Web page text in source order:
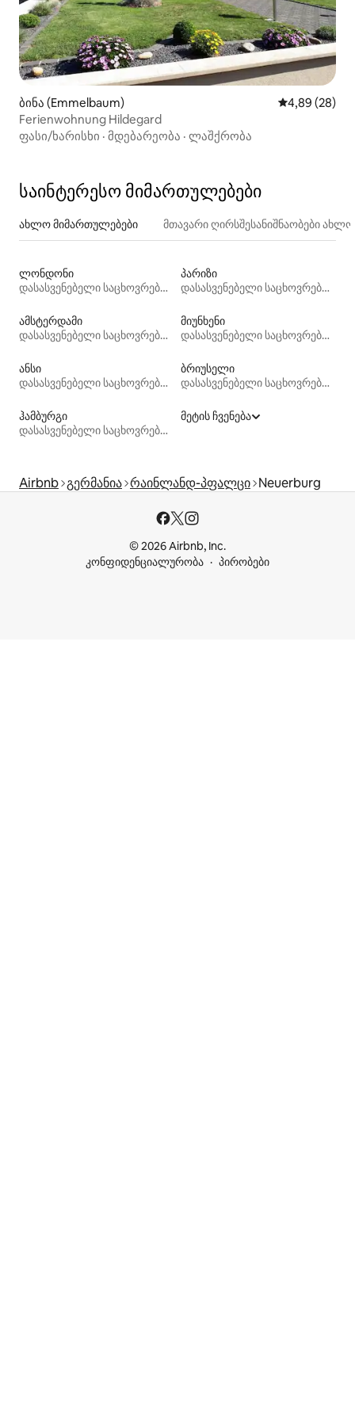
ბინა (Emmelbaum) საშუალო
4,89 (28)
Ferienwohnung Hildegard
ფასი/ხარისხი · მდებარეობა · ლაშქრობა
საინტერესო მიმართულებები
ახლო მიმართულებები მთავარი ღირსშესანიშნაობები
ლონდონი
დასასვენებელი საცხოვრებლები
პარიზი
დასასვენებელი საცხოვრებლები
ამსტერდამი
დასასვენებელი საცხოვრებლები
მიუნხენი
დასასვენებელი საცხოვრებლები
ანსი
დასასვენებელი საცხოვრებლები
ბრიუსელი
დასასვენებელი საცხოვრებლები
ჰამბურგი
დასასვენებელი საცხოვრებლები
მეტის ჩვენება
Airbnb გერმანია რაინლანდ-პფალცი Neuerburg
© 2026 Airbnb, Inc.
კონფიდენციალურობა
პირობები